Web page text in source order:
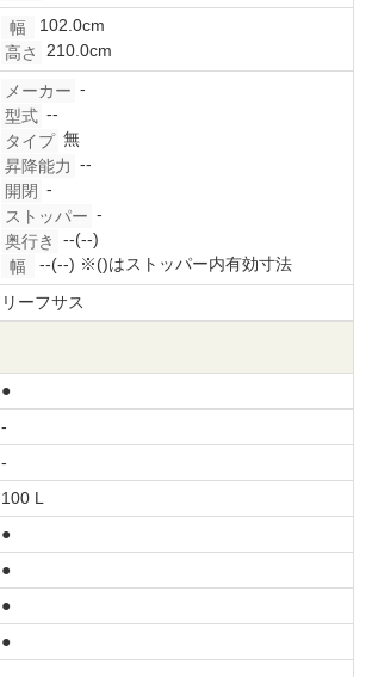
幅
102.0cm
高さ
210.0cm
メーカー -
型式 --
タイプ 無
昇降能力 --
開閉 -
ストッパー -
奥行き
--(--)
幅
--(--) ※()はストッパー内有効寸法
リーフサス
●
-
-
100 L
●
●
●
●